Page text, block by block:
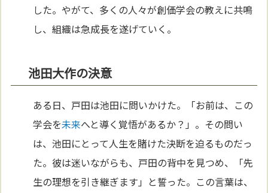
した。やがて、多くの人々が創価学会の教えに共鳴
し、組織は急成長を遂げていく。
池田大作の決意
ある日、戸田は池田に問いかけた。「お前は、この
学会を未来へと導く覚悟があるか？」。その問い
は、池田にとって人生を賭けた決断を迫るものだっ
た。彼は迷いながらも、戸田の背中を見つめ、「先
生の理想を引き継ぎます」と誓った。この言葉は、